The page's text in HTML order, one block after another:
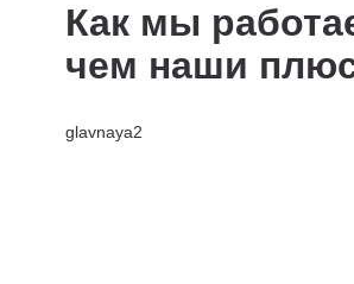
Как мы
чем наши